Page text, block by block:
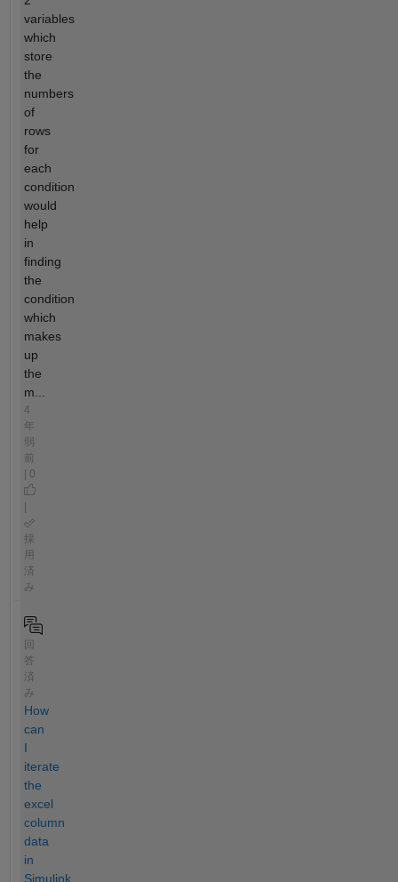
variables
which
store
the
numbers
of
rows
for
each
condition
would
help
in
finding
the
condition
which
makes
up
the
m...
4
年
弱
前
| 0
|
採
用
済
み
回
答
済
み
How
can
I
iterate
the
excel
column
data
in
Simulink